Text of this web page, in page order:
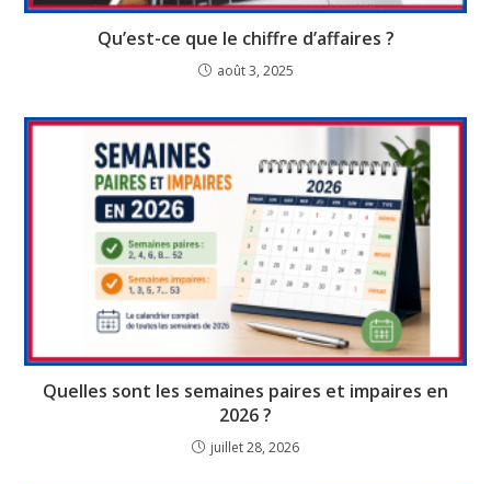
Qu’est-ce que le chiffre d’affaires ?
août 3, 2025
Quelles sont les semaines paires et impaires en
2026 ?
juillet 28, 2026